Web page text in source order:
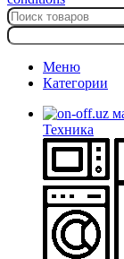
Меню
Категории
Техника